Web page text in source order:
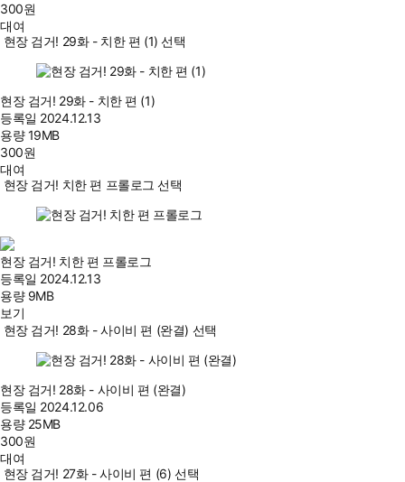
300원
대여
현장 검거! 29화 - 치한 편 (1) 선택
현장 검거! 29화 - 치한 편 (1)
등록일 2024.12.13
용량19MB
300원
대여
현장 검거! 치한 편 프롤로그 선택
현장 검거! 치한 편 프롤로그
등록일 2024.12.13
용량 9MB
보기
현장 검거! 28화 - 사이비 편 (완결) 선택
현장 검거! 28화 - 사이비 편 (완결)
등록일 2024.12.06
용량 25MB
300원
대여
현장 검거! 27화 - 사이비 편 (6) 선택